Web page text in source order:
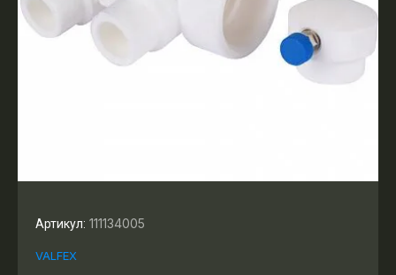
Артикул: 111134005
VALFEX